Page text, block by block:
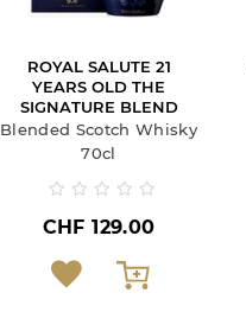
ROYAL SALUTE 21
YEARS OLD THE
SIGNATURE BLEND
Blended Scotch Whisky
70cl
CHF 129.00